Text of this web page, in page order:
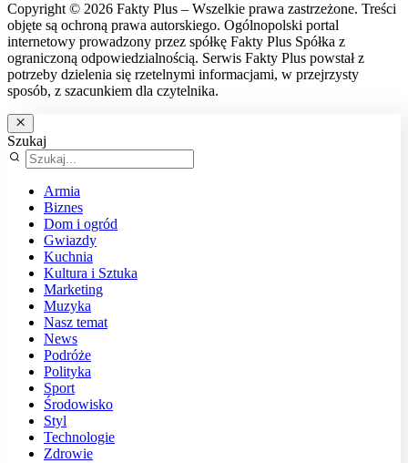
Copyright © 2026 Fakty Plus – Wszelkie prawa zastrzeżone. Treści
objęte są ochroną prawa autorskiego. Ogólnopolski portal
internetowy prowadzony przez spółkę Fakty Plus Spółka z
ograniczoną odpowiedzialnością. Serwis Fakty Plus powstał z
potrzeby dzielenia się rzetelnymi informacjami, w przejrzysty
sposób, z szacunkiem dla czytelnika.
Szukaj
Armia
Biznes
Dom i ogród
Gwiazdy
Kuchnia
Kultura i Sztuka
Marketing
Muzyka
Nasz temat
News
Podróże
Polityka
Sport
Środowisko
Styl
Technologie
Zdrowie